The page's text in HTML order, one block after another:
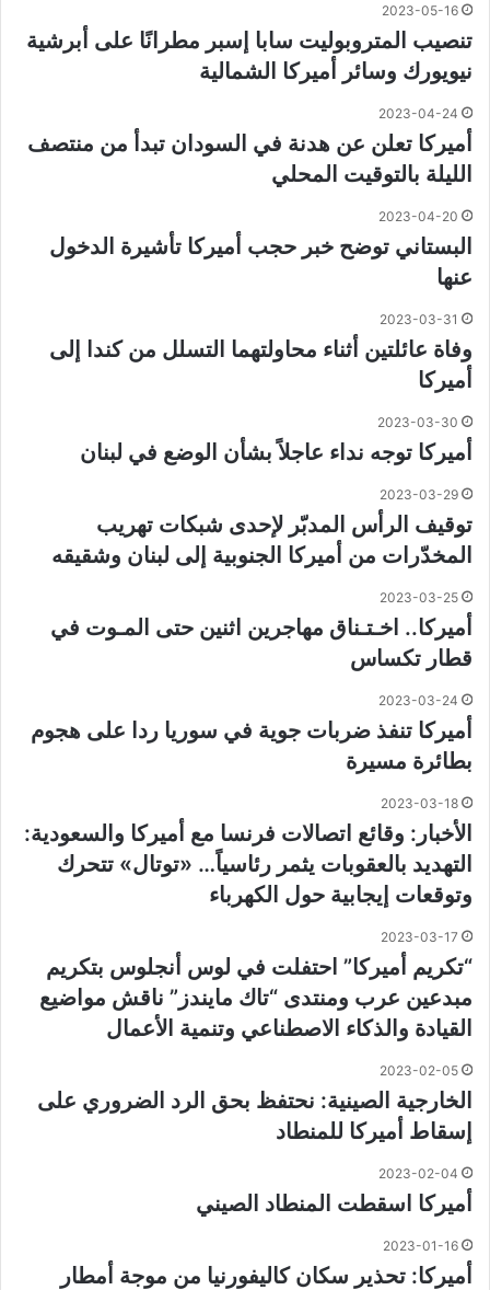
2023-05-16
تنصيب المتروبوليت سابا إسبر مطرانًا على أبرشية
نيويورك وسائر أميركا الشمالية
2023-04-24
أميركا تعلن عن هدنة في السودان تبدأ من منتصف
الليلة بالتوقيت المحلي
2023-04-20
البستاني توضح خبر حجب أميركا تأشيرة الدخول
عنها
2023-03-31
وفاة عائلتين أثناء محاولتهما التسلل من كندا إلى
أميركا
2023-03-30
أميركا توجه نداء عاجلاً بشأن الوضع في لبنان
2023-03-29
توقيف الرأس المدبّر لإحدى شبكات تهريب
المخدّرات من أميركا الجنوبية إلى لبنان وشقيقه
2023-03-25
أميركا.. اخـتـناق مهاجرين اثنين حتى المـوت في
قطار تكساس
2023-03-24
أميركا تنفذ ضربات جوية في سوريا ردا على هجوم
بطائرة مسيرة
2023-03-18
الأخبار: وقائع اتصالات فرنسا مع أميركا والسعودية:
التهديد بالعقوبات يثمر رئاسياً… «توتال» تتحرك
وتوقعات إيجابية حول الكهرباء
2023-03-17
“تكريم أميركا” احتفلت في لوس أنجلوس بتكريم
مبدعين عرب ومنتدى “تاك مايندز” ناقش مواضيع
القيادة والذكاء الاصطناعي وتنمية الأعمال
2023-02-05
الخارجية الصينية: نحتفظ بحق الرد الضروري على
إسقاط أميركا للمنطاد
2023-02-04
أميركا اسقطت المنطاد الصيني
2023-01-16
أميركا: تحذير سكان كاليفورنيا من موجة أمطار